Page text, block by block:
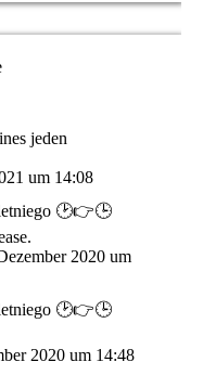
jeden
um 14:08
🕑👉🕒
2020 um
🕑👉🕒
2020 um 14:48